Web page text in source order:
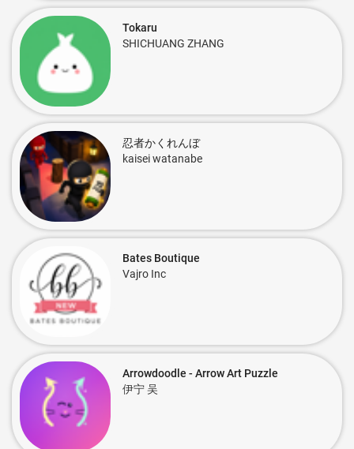
Tokaru
SHICHUANG ZHANG
忍者かくれんぼ
kaisei watanabe
Bates Boutique
Vajro Inc
Arrowdoodle - Arrow Art Puzzle
伊宁 吴